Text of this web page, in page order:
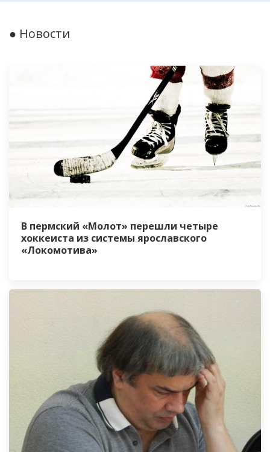
● Новости
В пермский «Молот» перешли четыре
хоккеиста из системы ярославского
«Локомотива»